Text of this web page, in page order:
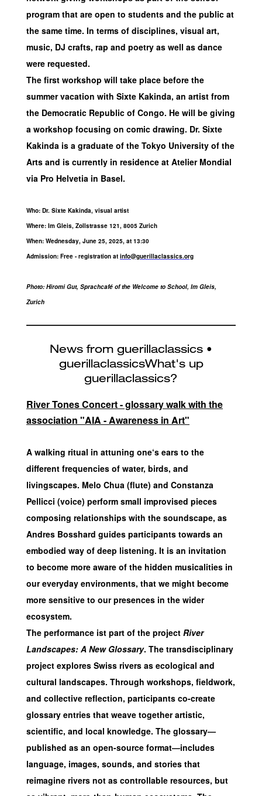
program that are open to students and the public at
the same time. In terms of disciplines, visual art,
music, DJ crafts, rap and poetry as well as dance
were requested.
The first workshop will take place before the
summer vacation with Sixte Kakinda, an artist from
the Democratic Republic of Congo. He will be giving
a workshop focusing on comic drawing. Dr. Sixte
Kakinda is a graduate of the Tokyo University of the
Arts and is currently in residence at Atelier Mondial
via Pro Helvetia in Basel.
Who: Dr. Sixte Kakinda, visual artist
Where: Im Gleis, Zollstrasse 121, 8005 Zurich
When: Wednesday, June 25, 2025, at 13:30
Admission: Free - registration at info@guerillaclassics.org
Photo: Hiromi Gut, Sprachcafé of the Welcome to School, Im Gleis,
Zurich
River Tones Concert - glossary walk with the
association "AIA - Awareness in Art"
A walking ritual in attuning one‘s ears to the
different frequencies of water, birds, and
livingscapes. Melo Chua (flute) and Constanza
Pellicci (voice) perform small improvised pieces
composing relationships with the soundscape, as
Andres Bosshard guides participants towards an
embodied way of deep listening. It is an invitation
to become more aware of the hidden musicalities in
our everyday environments, that we might become
more sensitive to our presences in the wider
ecosystem.
The performance ist part of the project River
Landscapes: A New Glossary. The transdisciplinary
project explores Swiss rivers as ecological and
cultural landscapes. Through workshops, fieldwork,
and collective reflection, participants co-create
glossary entries that weave together artistic,
scientific, and local knowledge. The glossary—
published as an open-source format—includes
language, images, sounds, and stories that
reimagine rivers not as controllable resources, but